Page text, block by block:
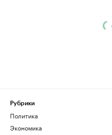
Рубрики
Политика
Экономика